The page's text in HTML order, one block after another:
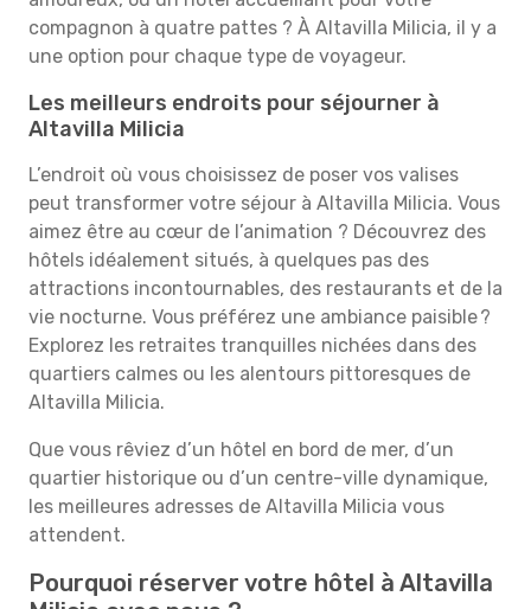
compagnon à quatre pattes ? À Altavilla Milicia, il y a
une option pour chaque type de voyageur.
Les meilleurs endroits pour séjourner à
Altavilla Milicia
L’endroit où vous choisissez de poser vos valises
peut transformer votre séjour à Altavilla Milicia. Vous
aimez être au cœur de l’animation ? Découvrez des
hôtels idéalement situés, à quelques pas des
attractions incontournables, des restaurants et de la
vie nocturne. Vous préférez une ambiance paisible ?
Explorez les retraites tranquilles nichées dans des
quartiers calmes ou les alentours pittoresques de
Altavilla Milicia.
Que vous rêviez d’un hôtel en bord de mer, d’un
quartier historique ou d’un centre-ville dynamique,
les meilleures adresses de Altavilla Milicia vous
attendent.
Pourquoi réserver votre hôtel à Altavilla